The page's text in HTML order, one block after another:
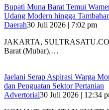
‎Bupati Muna Barat Temui
Udang Modern hingga
Daerah30 Juli 2026 | 7:02 pm
‎JAKARTA,
Barat (Mubar),…
Jaelani Serap Aspirasi Warga
dan Penguatan Sektor Pertanian
Advertorial30 Juli 2026 | 12:34